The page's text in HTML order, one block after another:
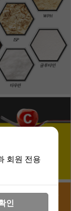
회원 전용
인